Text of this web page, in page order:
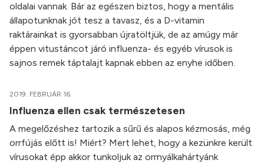
oldalai vannak. Bár az egészen biztos, hogy a mentális
állapotunknak jót tesz a tavasz, és a D-vitamin
raktárainkat is gyorsabban újratöltjük, de az amúgy már
éppen vitustáncot járó influenza- és egyéb vírusok is
sajnos remek táptalajt kapnak ebben az enyhe időben.
2019. FEBRUÁR 16.
Influenza ellen csak természetesen
A megelőzéshez tartozik a sűrű és alapos kézmosás, még
orrfújás előtt is! Miért? Mert lehet, hogy a kezünkre került
vírusokat épp akkor tunkoljuk az orrnyálkahártyánk